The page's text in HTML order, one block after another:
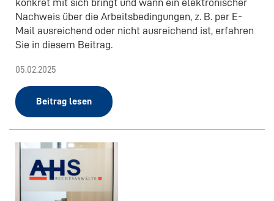
konkret mit sich bringt und wann ein elektronischer
Nachweis über die Arbeitsbedingungen, z. B. per E-
Mail ausreichend oder nicht ausreichend ist, erfahren
Sie in diesem Beitrag.
05.02.2025
Beitrag lesen